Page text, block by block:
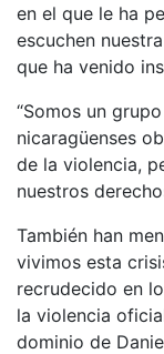
en el que le ha
escuchen
que ha venido
“Somos un
nicaragüenses
de la violencia,
nuestros
También han
vivimos esta
recrudecido en
la violencia
dominio de